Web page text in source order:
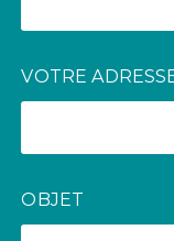
VOTRE
OBJET